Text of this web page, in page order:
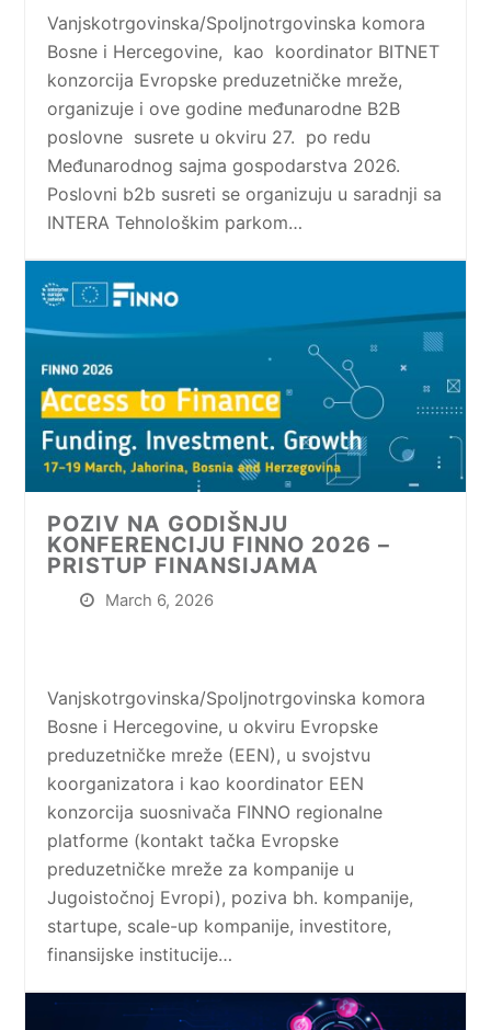
Vanjskotrgovinska/Spoljnotrgovinska komora
Bosne i Hercegovine, kao koordinator BITNET
konzorcija Evropske preduzetničke mreže,
organizuje i ove godine međunarodne B2B
poslovne susrete u okviru 27. po redu
Međunarodnog sajma gospodarstva 2026.
Poslovni b2b susreti se organizuju u saradnji sa
INTERA Tehnološkim parkom…
POZIV NA GODIŠNJU
KONFERENCIJU FINNO 2026 –
PRISTUP FINANSIJAMA
March 6, 2026
Vanjskotrgovinska/Spoljnotrgovinska komora
Bosne i Hercegovine, u okviru Evropske
preduzetničke mreže (EEN), u svojstvu
koorganizatora i kao koordinator EEN
konzorcija suosnivača FINNO regionalne
platforme (kontakt tačka Evropske
preduzetničke mreže za kompanije u
Jugoistočnoj Evropi), poziva bh. kompanije,
startupe, scale-up kompanije, investitore,
finansijske institucije…